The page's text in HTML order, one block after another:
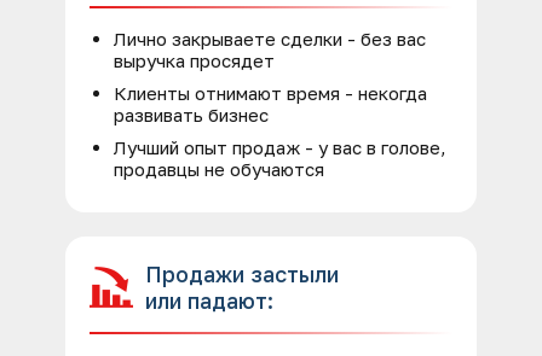
Лично закрываете сделки - без вас
выручка просядет
Клиенты отнимают время - некогда
развивать бизнес
Лучший опыт продаж - у вас в голове,
продавцы не обучаются
Продажи застыли
или падают: